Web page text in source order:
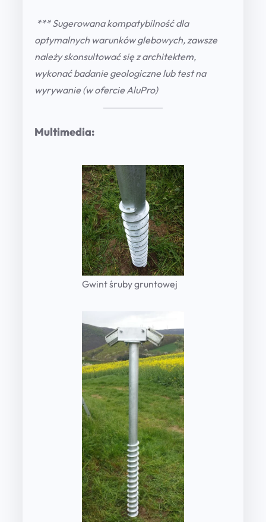
*** Sugerowana kompatybilność dla
optymalnych warunków glebowych, zawsze
należy skonsultować się z architektem,
wykonać badanie geologiczne lub test na
wyrywanie (w ofercie AluPro)
Multimedia:
Gwint śruby gruntowej